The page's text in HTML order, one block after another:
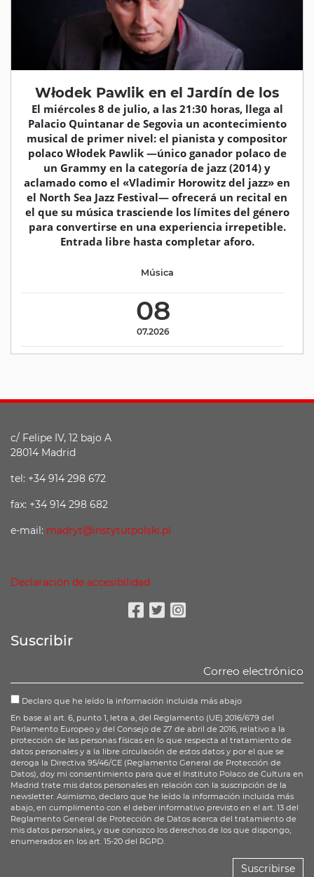
Włodek Pawlik en el Jardín de los
El miércoles 8 de julio, a las 21:30 horas, llega al
Palacio Quintanar de Segovia un acontecimiento
musical de primer nivel: el pianista y compositor
polaco Włodek Pawlik —único ganador polaco de
un Grammy en la categoría de jazz (2014) y
aclamado como el «Vladimir Horowitz del jazz» en
el North Sea Jazz Festival— ofrecerá un recital en
el que su música trasciende los límites del género
para convertirse en una experiencia irrepetible.
Entrada libre hasta completar aforo.
08
07.2026
Música
c/ Felipe IV, 12 bajo A
28014 Madrid
tel: +34 914 298 672
fax: +34 914 298 682
e-mail: madryt@instytutpolski.pl
Declaración de accesibilidad
Suscribir
Declaro que he leído la información incluida más abajo
En base al art. 6, punto 1, letra a, del Reglamento (UE) 2016/679 del
Parlamento Europeo y del Consejo de 27 de abril de 2016, relativo a la
protección de las personas físicas en lo que respecta al tratamiento de
datos personales y a la libre circulación de estos datos y por el que se
deroga la Directiva 95/46/CE (Reglamento General de Protección de
Datos), doy mi consentimiento para que el Instituto Polaco de Cultura en
Madrid trate mis datos personales en relación con la suscripción de la
newsletter. Asimismo, declaro que he leído la información incluida más
abajo, en cumplimento con el deber informativo previsto en el art. 13 del
Reglamento General de Protección de Datos acerca del tratamiento de
mis datos personales, y que conozco los derechos de los que dispongo,
enumerados en los art. 15-20 del RGPD.
Suscribirse